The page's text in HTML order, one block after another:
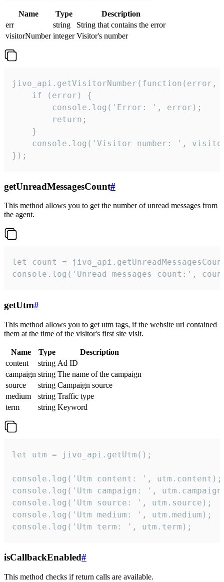
Name Type
Description
err
string
String that contains the error
visitorNumber integer Visitor's number
jivo_api.getVisitorNumber(function(error,
    if (error) {
        console.log('Error: ', error);
        return;
    }
console.log('Visitor number: ',
});
getUnreadMessagesCount#
This method allows you to get the number of unread messages from
the agent.
let count =
console.log('Unread messages count:',
getUtm#
This method allows you to get utm tags, if the website url contained
them at the time of the visitor's first site visit.
Name Type
Description
content
string Ad ID
campaign string The name of the campaign
source
string Campaign source
medium
string Traffic type
term
string Keyword
let utm = jivo_api.getUtm();
console.log('Utm content: ', utm.content);
console.log('Utm campaign: ',
console.log('Utm source: ', utm.source);
console.log('Utm medium: ', utm.medium);
console.log('Utm term: ', utm.term);
isCallbackEnabled#
This method checks if return calls are available.